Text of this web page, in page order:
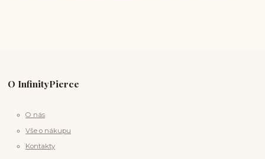
O InfinityPierce
O nás
Vše o nákupu
Kontakty